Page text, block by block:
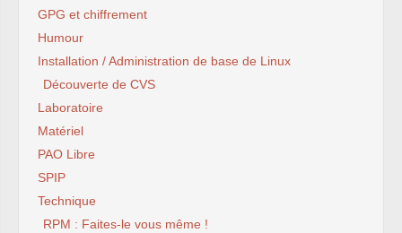
GPG et chiffrement
Humour
Installation / Administration de base de Linux
Découverte de CVS
Laboratoire
Matériel
PAO Libre
SPIP
Technique
RPM : Faites-le vous même !